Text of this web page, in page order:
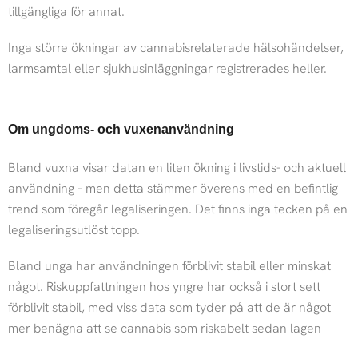
tillgängliga för annat.
Inga större ökningar av cannabisrelaterade hälsohändelser,
larmsamtal eller sjukhusinläggningar registrerades heller.
Om ungdoms- och vuxenanvändning
Bland vuxna visar datan en liten ökning i livstids- och aktuell
användning – men detta stämmer överens med en befintlig
trend som föregår legaliseringen. Det finns inga tecken på en
legaliseringsutlöst topp.
Bland unga har användningen förblivit stabil eller minskat
något. Riskuppfattningen hos yngre har också i stort sett
förblivit stabil, med viss data som tyder på att de är något
mer benägna att se cannabis som riskabelt sedan lagen